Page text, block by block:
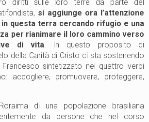
diritti sulle loro terre da parte del
si aggiunge ora l’attenzione
questa terra cercando rifugio e una
per rianimare il loro cammino verso
di vita. In questo proposito di
della Carità di Cristo ci sta sostenendo
sintetizzato nei quattro verbi
accogliere, promuovere, proteggere,
di una popolazione brasiliana
da persone che nel corso